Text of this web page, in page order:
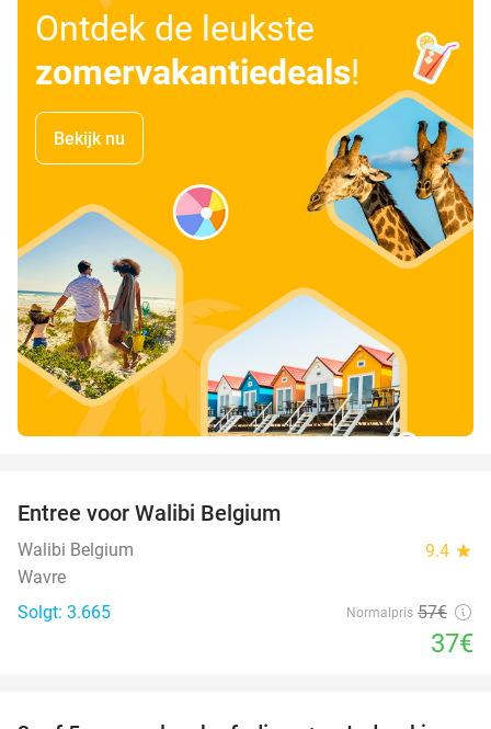
Ontdek de leukste
zomervakantiedeals!
Bekijk nu
Entree voor Walibi Belgium
Walibi Belgium 9.4 star
Wavre
Solgt: 3.665
Normalpris 57€
37€